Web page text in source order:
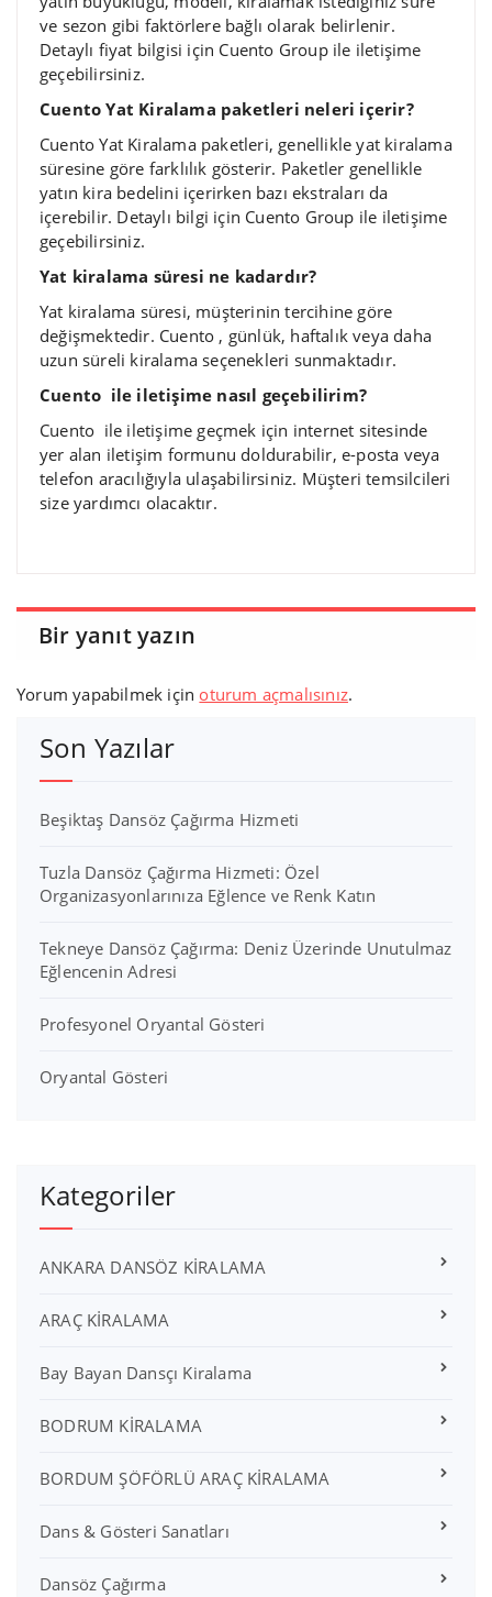
ve sezon gibi faktörlere bağlı olarak belirlenir.
Detaylı fiyat bilgisi için Cuento Group ile iletişime
geçebilirsiniz.
Cuento Yat Kiralama paketleri neleri içerir?
Cuento Yat Kiralama paketleri, genellikle yat kiralama
süresine göre farklılık gösterir. Paketler genellikle
yatın kira bedelini içerirken bazı ekstraları da
içerebilir. Detaylı bilgi için Cuento Group ile iletişime
geçebilirsiniz.
Yat kiralama süresi ne kadardır?
Yat kiralama süresi, müşterinin tercihine göre
değişmektedir. Cuento , günlük, haftalık veya daha
uzun süreli kiralama seçenekleri sunmaktadır.
Cuento ile iletişime nasıl geçebilirim?
Cuento ile iletişime geçmek için internet sitesinde
yer alan iletişim formunu doldurabilir, e-posta veya
telefon aracılığıyla ulaşabilirsiniz. Müşteri temsilcileri
size yardımcı olacaktır.
Bir yanıt yazın
Yorum yapabilmek için oturum açmalısınız.
Son Yazılar
Beşiktaş Dansöz Çağırma Hizmeti
Tuzla Dansöz Çağırma Hizmeti: Özel
Organizasyonlarınıza Eğlence ve Renk Katın
Tekneye Dansöz Çağırma: Deniz Üzerinde Unutulmaz
Eğlencenin Adresi
Profesyonel Oryantal Gösteri
Oryantal Gösteri
Kategoriler
ANKARA DANSÖZ KİRALAMA
ARAÇ KİRALAMA
Bay Bayan Dansçı Kiralama
BODRUM KİRALAMA
BORDUM ŞÖFÖRLÜ ARAÇ KİRALAMA
Dans & Gösteri Sanatları
Dansöz Çağırma